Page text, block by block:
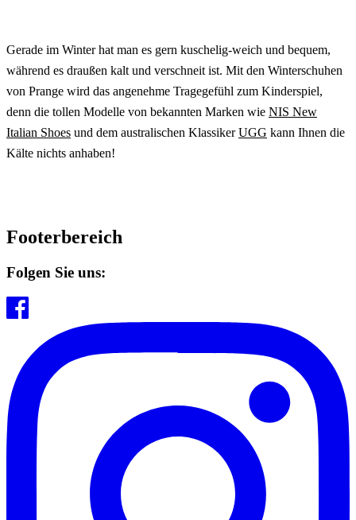
Gerade im Winter hat man es gern kuschelig-weich und bequem,
während es draußen kalt und verschneit ist. Mit den Winterschuhen
von Prange wird das angenehme Tragegefühl zum Kinderspiel,
denn die tollen Modelle von bekannten Marken wie NIS New
Italian Shoes und dem australischen KlassikerUGG kann Ihnen die
Kälte nichts anhaben!
Footerbereich
Folgen Sie uns: